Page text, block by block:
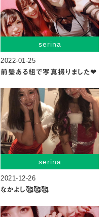
serina
2022-01-25
前髪ある組で写真撮りました❤︎
serina
2021-12-26
なかよし🥰🥰🥰